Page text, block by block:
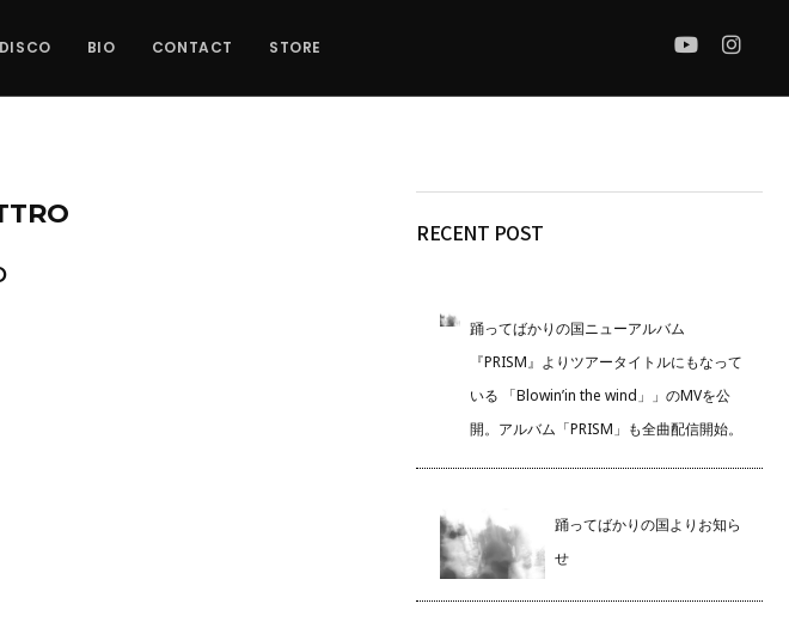
DISCO BIO CONTACT STORE
RECENT POST
踊ってばかりの国ニューアルバム
『PRISM』よりツアータイトルにもなって
いる 「Blowin’in the wind」」のMVを公
開。アルバム「PRISM」も全曲配信開始。
踊ってばかりの国よりお知ら
せ